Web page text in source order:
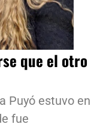
que el otro
Puyó estuvo en
fue